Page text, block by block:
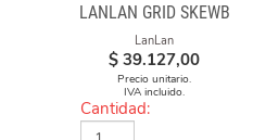
LANLAN GRID SKEWB
LanLan
$ 39.127,00
Precio unitario.
IVA incluido.
Cantidad: